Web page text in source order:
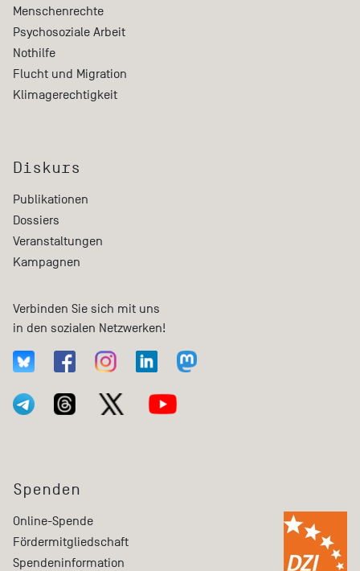
Menschenrechte
Psychosoziale Arbeit
Nothilfe
Flucht und Migration
Klimagerechtigkeit
Diskurs
Publikationen
Dossiers
Veranstaltungen
Kampagnen
Verbinden Sie sich mit uns
in den sozialen Netzwerken!
Spenden
Online-Spende
Fördermitgliedschaft
Spendeninformation